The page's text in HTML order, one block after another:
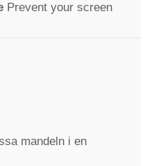
Prevent your screen
mandeln i en